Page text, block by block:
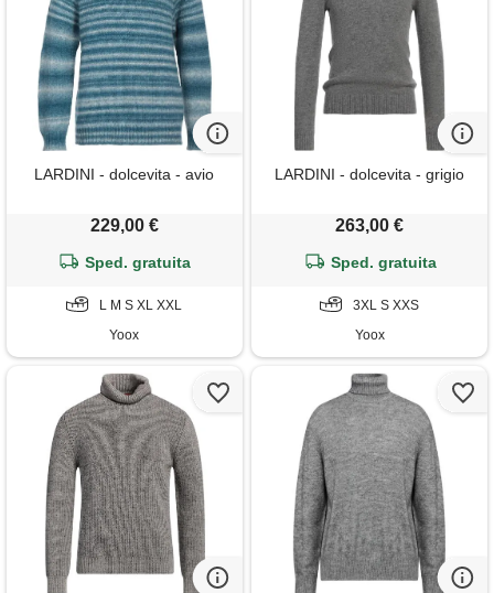
LARDINI - dolcevita - avio
229,00 €
Sped. gratuita
L M S XL XXL
Yoox
LARDINI - dolcevita - grigio
263,00 €
Sped. gratuita
3XL S XXS
Yoox